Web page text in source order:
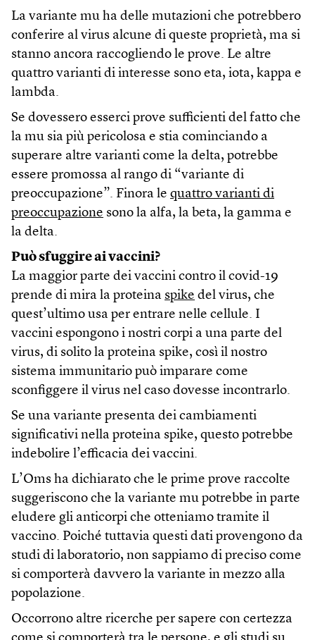
La variante mu ha delle mutazioni che potrebbero
conferire al virus alcune di queste proprietà, ma si
stanno ancora raccogliendo le prove. Le altre
quattro varianti di interesse sono eta, iota, kappa e
lambda.
Se dovessero esserci prove sufficienti del fatto che
la mu sia più pericolosa e stia cominciando a
superare altre varianti come la delta, potrebbe
essere promossa al rango di “variante di
preoccupazione”. Finora le quattro varianti di
preoccupazione sono la alfa, la beta, la gamma e
la delta.
Può sfuggire ai vaccini?
La maggior parte dei vaccini contro il covid-19
prende di mira la proteina spike del virus, che
quest’ultimo usa per entrare nelle cellule. I
vaccini espongono i nostri corpi a una parte del
virus, di solito la proteina spike, così il nostro
sistema immunitario può imparare come
sconfiggere il virus nel caso dovesse incontrarlo.
Se una variante presenta dei cambiamenti
significativi nella proteina spike, questo potrebbe
indebolire l’efficacia dei vaccini.
L’Oms ha dichiarato che le prime prove raccolte
suggeriscono che la variante mu potrebbe in parte
eludere gli anticorpi che otteniamo tramite il
vaccino. Poiché tuttavia questi dati provengono da
studi di laboratorio, non sappiamo di preciso come
si comporterà davvero la variante in mezzo alla
popolazione.
Occorrono altre ricerche per sapere con certezza